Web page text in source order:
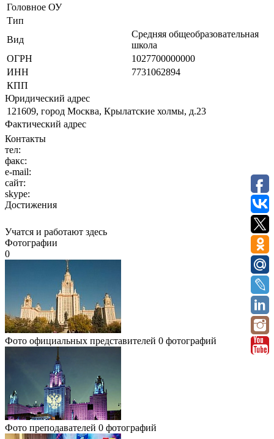
Головное ОУ
Тип
Вид
Средняя общеобразовательная
школа
ОГРН
1027700000000
ИНН
7731062894
КПП
Юридический адрес
121609, город Москва, Крылатские холмы, д.23
Фактический адрес
Контакты
тел:
факс:
e-mail:
сайт:
skype:
Достижения
Учатся и работают здесь
Фотографии
0
Фото официальных представителей 0 фотографий
Фото преподавателей 0 фотографий